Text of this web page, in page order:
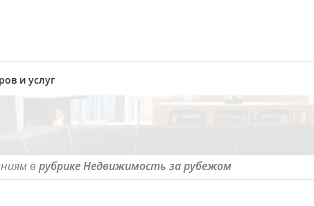
и услуг
в рубрике Недвижимость за рубежом